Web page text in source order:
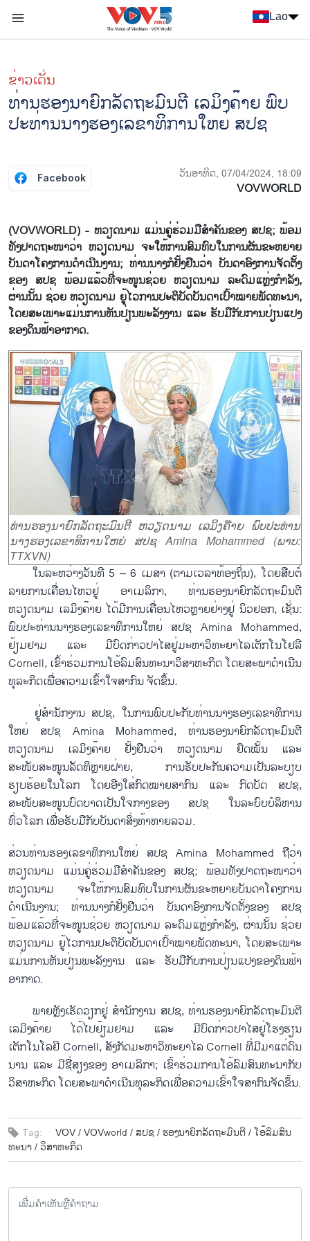
Lao
ຂ່າວເດັ່ນ
ທ່ານ​ຮອງ​ນາ​ຍົກ​ລັດ​ຖະ​ມົນ​ຕີ ເລ​ມິງ​ຄ໊າຍ ພົບ​
ປະ​ທ່ານ​ນາງ​ຮອງ​ເລ​ຂາ​ທິ​ການ​ໃຫຍ່ ສ​ປ​ຊ
Facebook ວັນອາທິດ, 07/04/2024, 18:09
VOVWORLD
(VOVWORLD) - ຫວຽດນາມ ແມ່ນຄູ່ຮ່ວມມືສຳຄັນຂອງ ສປຊ; ພ້ອມ
ທັງປາດຖະໜາວ່າ ຫວຽດນາມ ຈະໃຫ້ການສົມທົບໃນການຜັນຂະຫຍາຍ
ບັນດາໂຄງການດຳເນີນງານ; ທ່ານນາງກໍຢັ້ງຢືນວ່າ ບັນດາອົງການຈັດຕັ້ງ
ຂອງ ສປຊ ພ້ອມແລ້ວທີ່ຈະໜູນຊ່ວຍ ຫວຽດນາມ ລະດົມແຫຼ່ງກຳລັງ,
ຜ່ານນັ້ນ ຊ່ວຍ ຫວຽດນາມ ຍູ້ໄວການປະຕິບັດບັນດາເປົ້າໝາຍພັດທະນາ,
ໂດຍສະເພາະແມ່ນການຫັນປ່ຽນພະລັງງານ ແລະ ຮັບມືກັບການປ່ຽນແປງ
ຂອງດິນຟ້າອາກາດ.
ທ່ານຮອງນາຍົກລັດຖະມົນຕີ ຫວຽດນາມ ເລມິງຄ໊າຍ ພົບປະທ່ານ
ນາງຮອງເລຂາທິການໃຫຍ່ ສປຊ Amina Mohammed (ພາບ:
TTXVN)
ໃນລະຫວ່າງວັນທີ 5 – 6 ເມສາ (ຕາມເວລາທ້ອງຖິ່ນ), ໂດຍສືບຕໍ່
ລາຍການເຄື່ອນໄຫວຢູ່ ອາເມລິກາ, ທ່ານຮອງນາຍົກລັດຖະມົນຕີ
ຫວຽດນາມ ເລມິງຄ໊າຍ ໄດ້ມີການເຄື່ອນໄຫວຫຼາຍຢ່າງຢູ່ ນິວຢອກ, ເຊັ່ນ:
ພົບປະທ່ານນາງຮອງເລຂາທິການໃຫຍ່ ສປຊ Amina Mohammed,
ຢ້ຽມຢາມ ແລະ ມີບົດກ່າວປາໄສຢູ່ມະຫາວິທະຍາໄລເຕັກໂນໂຢລີ
Cornell, ເຂົ້າຮ່ວມການໂອ້ລົມສົນທະນາວິສາຫະກິດໂດຍສະພາດຳເນີນ
ທຸລະກິດເພື່ອຄວາມເຂົ້າໃຈສາກົນຈັດຂຶ້ນ.
ຢູ່ສຳນັກງານ ສປຊ, ໃນການພົບປະກັບທ່ານນາງຮອງເລຂາທິການ
ໃຫຍ່ ສປຊ Amina Mohammed, ທ່ານຮອງນາຍົກລັດຖະມົນຕີ
ຫວຽດນາມ ເລມິງຄ໊າຍ ຢັ້ງຢືນວ່າ ຫວຽດນາມ ຢຶດໝັ້ນ ແລະ
ສະໜັບສະໜູນລັດທິຫຼາຍຝ່າຍ, ການຮັບປະກັນຄວາມເປັນລະບຽບ
ຮຽບຮ້ອຍໃນໂລກ ໂດຍອີງໃສ່ກົດໝາຍສາກົນ ແລະ ກົດບັດ ສປຊ,
ສະໜັບສະໜູນບົດບາດເປັນໃຈກາງຂອງ ສປຊ ໃນລະບົບບໍລິຫານ
ທົ່ວໂລກ ເພື່ອຮັບມືກັບບັນດາສິ່ງທ້າທາຍລວມ.
ສ່ວນທ່ານຮອງເລຂາທິການໃຫຍ່ ສປຊ Amina Mohammed ຖືວ່າ
ຫວຽດນາມ ແມ່ນຄູ່ຮ່ວມມືສຳຄັນຂອງ ສປຊ; ພ້ອມທັງປາດຖະໜາວ່າ
ຫວຽດນາມ ຈະໃຫ້ການສົມທົບໃນການຜັນຂະຫຍາຍບັນດາໂຄງການ
ດຳເນີນງານ; ທ່ານນາງກໍຢັ້ງຢືນວ່າ ບັນດາອົງການຈັດຕັ້ງຂອງ ສປຊ
ພ້ອມແລ້ວທີ່ຈະໜູນຊ່ວຍ ຫວຽດນາມ ລະດົມແຫຼ່ງກຳລັງ, ຜ່ານນັ້ນ ຊ່ວຍ
ຫວຽດນາມ ຍູ້ໄວການປະຕິບັດບັນດາເປົ້າໝາຍພັດທະນາ, ໂດຍສະເພາະ
ແມ່ນການຫັນປ່ຽນພະລັງງານ ແລະ ຮັບມືກັບການປ່ຽນແປງຂອງດິນຟ້າ
ອາກາດ.
ພາຍຫຼັງເຮັດວຽກຢູ່ ສຳນັກງານ ສປຊ, ທ່ານຮອງນາຍົກລັດຖະມົນຕີ
ເລມິງຄ໊າຍ ໄດ້ໄປຢ້ຽມຢາມ ແລະ ມີບົດກ່າວປາໄສຢູ່ໂຮງຮຽນ
ເຕັກໂນໂລຢີ Cornell, ສັງກັດມະຫາວິທະຍາໄລ Cornell ທີ່ມີມາແຕ່ດົນ
ນານ ແລະ ມີຊື່ສຽງຂອງ ອາເມລິກາ; ເຂົ້າຮ່ວມການໂອ້ລົມສົນທະນາກັບ
ວິສາຫະກິດ ໂດຍສະພາດຳເນີນທຸລະກິດເພື່ອຄວາມເຂົ້າໃຈສາກົນຈັດຂຶ້ນ.
Tag: VOV /VOVworld / ສ​ປ​ຊ /ຮອງ​ນາ​ຍົກ​ລັດ​ຖະ​ມົນ​ຕີ /ໂອ້​ລົມ​ສົນ​
ທະ​ນາ /ວິ​ສາ​ຫະ​ກິດ